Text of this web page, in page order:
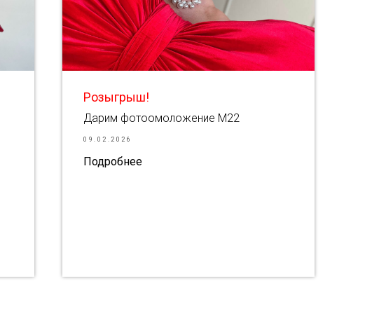
Розыгрыш!
Дарим фотоомоложение M22
09.02.2026
Подробнее